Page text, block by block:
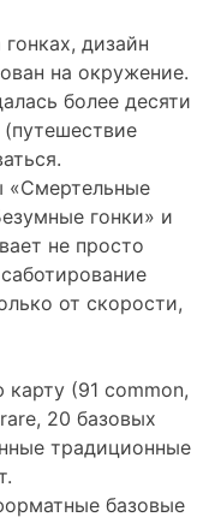
дизайн
на окружение.
более десяти
«Смертельные
гонки» и
не просто
от скорости,
(91 common,
20 базовых
традиционные
базовые